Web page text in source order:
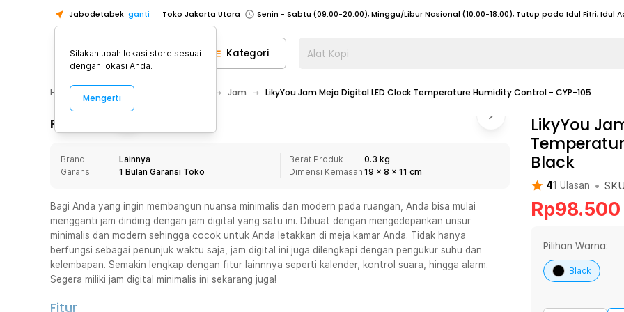
Jabodetabek ganti Toko Jakarta Utara
Toko Tangerang
Toko Cikupa
Pick n Go Jakarta Barat
Senin - Jumat (07:00 - 20:00), Sabtu - Minggu (08:00 - 20:00), Tutup pada Idul Fitri
Pick n Go Bekasi
Senin - Jumat (08:00 - 20:00), Sabtu - Minggu/ Libur Nasional (08:00 - 17:00)
Selengkapnya
Senin - Jumat (08:00 - 20:00), Sabtu - Minggu/ Libur Nasional (08:00 - 17:00) Selengkapnya
Senin - Sabtu (09:00-20:00), Minggu/Libur Nasional (12:00-20:00), Tutup pada Idul Fitri
Senin - Sabtu (09:00-20:00), Minggu/Libur Nasional (12:00-20:00), Tutup pada Idul Fitri
Toko Tangerang
Toko Cikupa
Pick n Go Jakarta Barat
Senin - Jumat (07:00 - 20:00), Sabtu - Minggu (08:00 - 20:00), Tutup pada Idul Fitri
Pick n Go Bekasi
Senin - Jumat (08:00 - 20:00), Sabtu - Minggu/ Libur Nasional (08:00 - 17:00) Selengkapnya
Pick n Go Depok
Senin - Jumat (08:00 - 20:00), Sabtu - Minggu/ Libur Nasional (08:00 - 17:00)
Kategori Alat Kopi
Home Appliance Jam LikyYou Jam Meja Digital LED Clock Temperature Humidity Control - CYP-105
Rincian Produk
Brand
Lainnya
Garansi
1 Bulan Garansi Toko
Berat Produk
0.3 kg
Dimensi Kemasan 19 x 8 x 11 cm
Bagi Anda yang ingin membangun nuansa minimalis dan modern pada ruangan, Anda bisa mulai
mengganti jam dinding dengan jam digital yang satu ini. Dibuat dengan mengedepankan unsur
minimalis dan modern sehingga cocok untuk Anda letakkan di meja kamar Anda. Tidak hanya
berfungsi sebagai penunjuk waktu saja, jam digital ini juga dilengkapi dengan pengukur suhu dan
kelembapan. Semakin lengkap dengan fitur lainnnya seperti kalender, kontrol suara, hingga alarm.
Segera miliki jam digital minimalis ini sekarang juga!
Fitur
LikyYou
Black
41 Ulasan • SKU
Rp98.500
Pilihan Warna:
Black
Silakan ubah lokasi store sesuai
dengan lokasi Anda.
Mengerti